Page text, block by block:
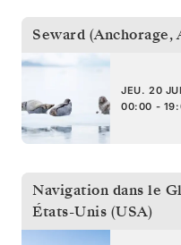
Seward (Anchorage,
JEU. 20
00:00 -
Navigation dans le
États-Unis (USA)